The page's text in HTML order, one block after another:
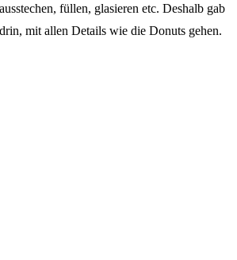
füllen, glasieren etc. Deshalb gab
drin, mit allen Details wie die Donuts gehen.